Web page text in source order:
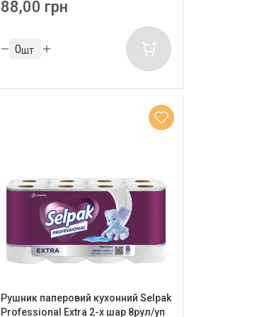
88,00 грн
шт
Рушник паперовий кухонний Selpak
Professional Extra 2-х шар 8рул/уп